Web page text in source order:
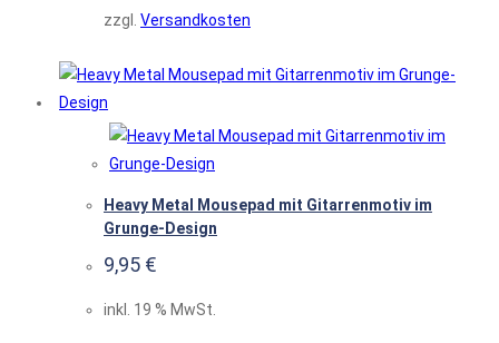
zzgl. Versandkosten
Heavy Metal Mousepad mit Gitarrenmotiv im
Grunge-Design
9,95 €
inkl. 19 % MwSt.